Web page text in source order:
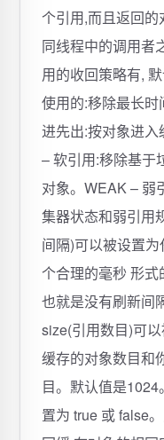
个引用,而且返回
同线程中的调用者
用的收回策略有,
使用的:移除最长
进先出:按对象进
– 软引用:移除基于
对象。WEAK – 弱
集器状态和弱引用
间隔)可以被设置
个合理的毫秒 形
也就是没有刷新间
size(引用数目)可
缓存的对象数目和
目。默认值是
置为 true 或 false